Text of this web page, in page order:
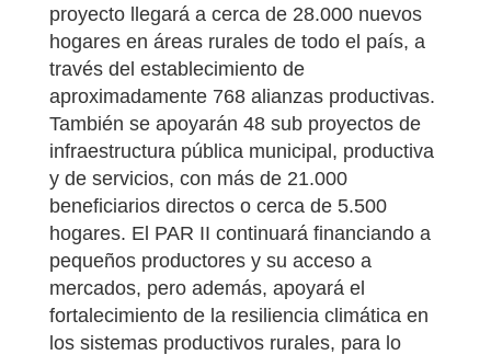
proyecto llegará a cerca de 28.000 nuevos
hogares en áreas rurales de todo el país, a
través del establecimiento de
aproximadamente 768 alianzas productivas.
También se apoyarán 48 sub proyectos de
infraestructura pública municipal, productiva
y de servicios, con más de 21.000
beneficiarios directos o cerca de 5.500
hogares. El PAR II continuará financiando a
pequeños productores y su acceso a
mercados, pero además, apoyará el
fortalecimiento de la resiliencia climática en
los sistemas productivos rurales, para lo